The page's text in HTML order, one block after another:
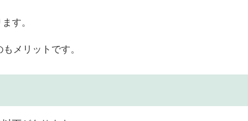
す。
メリットです。